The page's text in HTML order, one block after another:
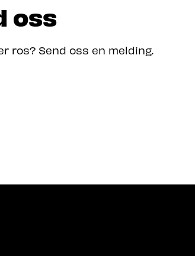
oss
ros? Send oss en melding.